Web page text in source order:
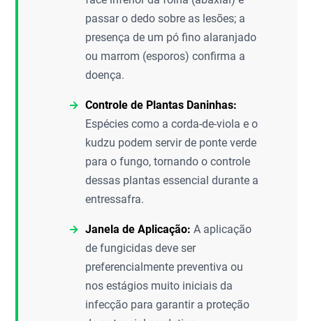
passar o dedo sobre as lesões; a
presença de um pó fino alaranjado
ou marrom (esporos) confirma a
doença.
Controle de Plantas Daninhas:
Espécies como a corda-de-viola e o
kudzu podem servir de ponte verde
para o fungo, tornando o controle
dessas plantas essencial durante a
entressafra.
Janela de Aplicação: A aplicação
de fungicidas deve ser
preferencialmente preventiva ou
nos estágios muito iniciais da
infecção para garantir a proteção